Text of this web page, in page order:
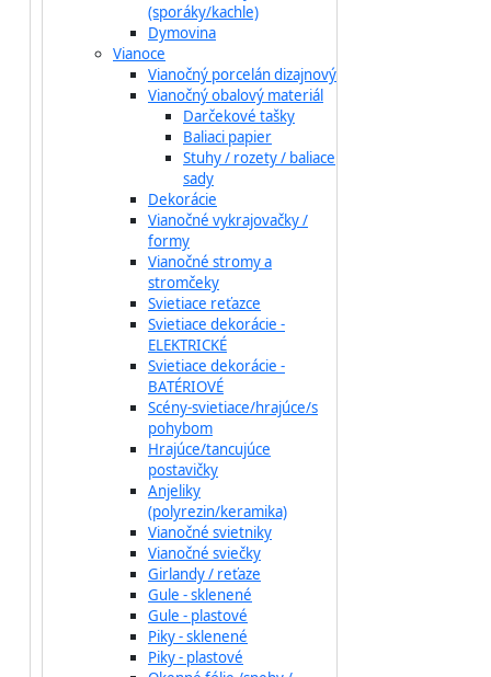
(sporáky/kachle)
Dymovina
Vianoce
Vianočný porcelán dizajnový
Vianočný obalový materiál
Darčekové tašky
Baliaci papier
Stuhy / rozety / baliace
sady
Dekorácie
Vianočné vykrajovačky /
formy
Vianočné stromy a
stromčeky
Svietiace reťazce
Svietiace dekorácie -
ELEKTRICKÉ
Svietiace dekorácie -
BATÉRIOVÉ
Scény-svietiace/hrajúce/s
pohybom
Hrajúce/tancujúce
postavičky
Anjeliky
(polyrezin/keramika)
Vianočné svietniky
Vianočné sviečky
Girlandy / reťaze
Gule - sklenené
Gule - plastové
Piky - sklenené
Piky - plastové